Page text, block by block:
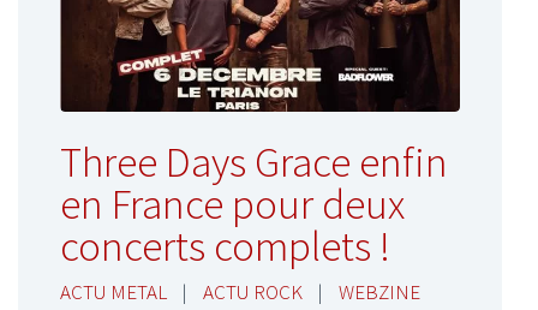
Three Days Grace enfin
en France pour deux
concerts complets !
ACTU METAL | ACTU ROCK |
WEBZINE